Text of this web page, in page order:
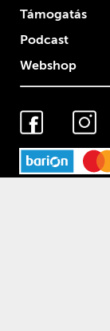
Támogatás
Podcast
Webshop